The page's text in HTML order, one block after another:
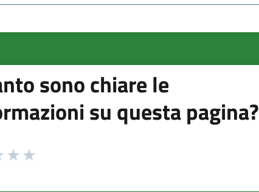
sono chiare le
su questa pagina?
5 stelle la pagina